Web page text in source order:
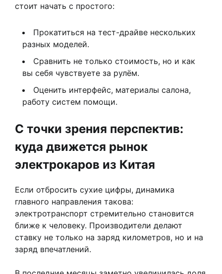
стоит начать с простого:
Прокатиться на тест-драйве нескольких
разных моделей.
Сравнить не только стоимость, но и как
вы себя чувствуете за рулём.
Оценить интерфейс, материалы салона,
работу систем помощи.
С точки зрения перспектив:
куда движется рынок
электрокаров из Китая
Если отбросить сухие цифры, динамика
главного направления такова:
электротранспорт стремительно становится
ближе к человеку. Производители делают
ставку не только на заряд километров, но и на
заряд впечатлений.